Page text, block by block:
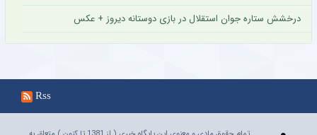
درخشش ستاره جوان استقلال در بازی دوستانه دیروز + عکس
Rss